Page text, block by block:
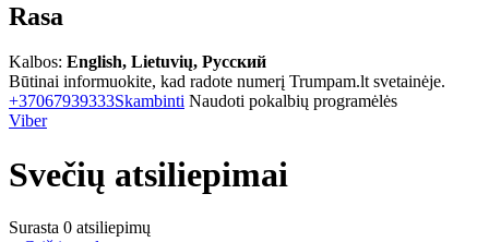
Rasa
Kalbos: English, Lietuvių, Русский
Būtinai informuokite, kad radote numerį Trumpam.lt svetainėje.
+37067939333Skambinti Naudoti pokalbių programėlės
Viber
Svečių atsiliepimai
Surasta 0 atsiliepimų